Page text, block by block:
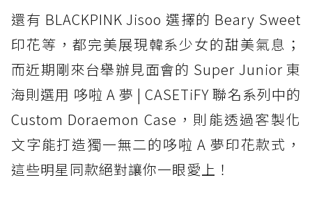
還有 BLACKPINK Jisoo 選擇的 Beary Sweet
印花等，都完美展現韓系少女的甜美氣息；
而近期剛來台舉辦見面會的 Super Junior 東
海則選用 哆啦 A 夢 | CASETiFY 聯名系列中的
Custom Doraemon Case，則能透過客製化
文字能打造獨一無二的哆啦 A 夢印花款式，
這些明星同款絕對讓你一眼愛上！